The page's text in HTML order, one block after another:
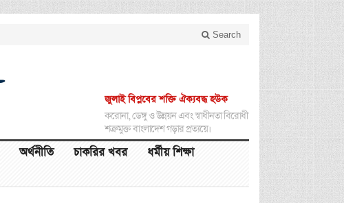
Search
জুলাই বিপ্লবের শক্তি ঐক্যবদ্ধ হউক
করোনা, ডেঙ্গু ও উন্নয়ন এবং স্বাধীনতা বিরোধী
শত্রুমুক্ত বাংলাদেশ গড়ার প্রত্যয়ে।
অর্থনীতি চাকরির খবর
ধর্মীয় শিক্ষা